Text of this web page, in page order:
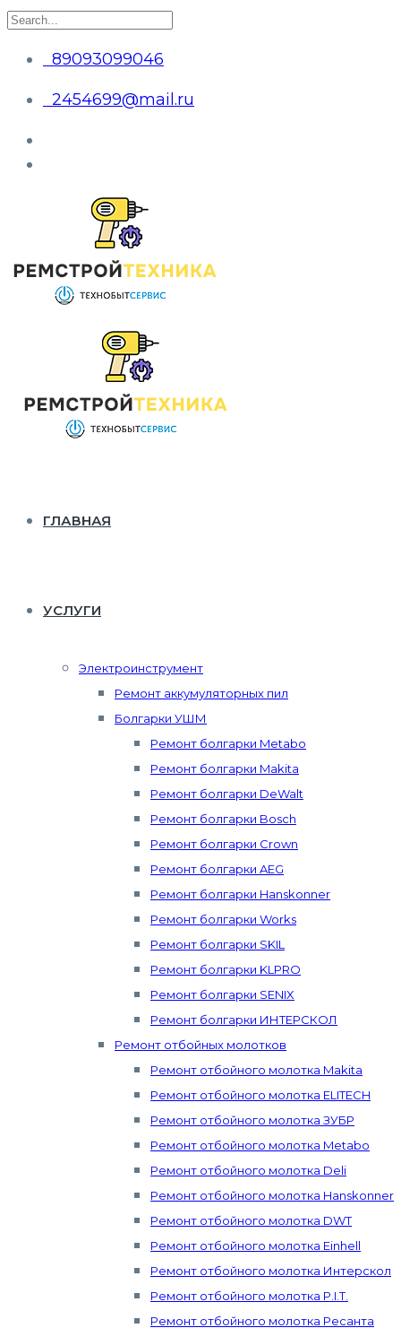
89093099046
2454699@mail.ru
ГЛАВНАЯ
УСЛУГИ
Электроинструмент
Ремонт аккумуляторных пил
Болгарки УШМ
Ремонт болгарки Metabo
Ремонт болгарки Makita
Ремонт болгарки DeWalt
Ремонт болгарки Bosch
Ремонт болгарки Crown
Ремонт болгарки AEG
Ремонт болгарки Hanskonner
Ремонт болгарки Works
Ремонт болгарки SKIL
Ремонт болгарки KLPRO
Ремонт болгарки SENIX
Ремонт болгарки ИНТЕРСКОЛ
Ремонт отбойных молотков
Ремонт отбойного молотка Makita
Ремонт отбойного молотка ELITECH
Ремонт отбойного молотка ЗУБР
Ремонт отбойного молотка Metabo
Ремонт отбойного молотка Deli
Ремонт отбойного молотка Hanskonner
Ремонт отбойного молотка DWT
Ремонт отбойного молотка Einhell
Ремонт отбойного молотка Интерскол
Ремонт отбойного молотка P.I.T.
Ремонт отбойного молотка Ресанта